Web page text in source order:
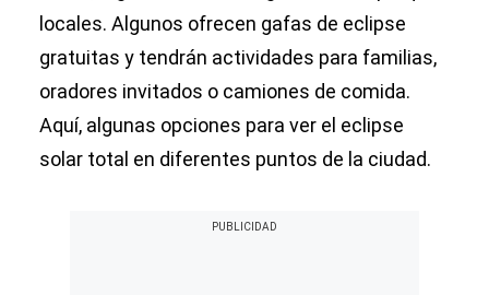
locales. Algunos ofrecen gafas de eclipse
gratuitas y tendrán actividades para familias,
oradores invitados o camiones de comida.
Aquí, algunas opciones para ver el eclipse
solar total en diferentes puntos de la ciudad.